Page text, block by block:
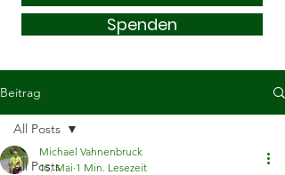
Spenden
Beitrag
All Posts
All Posts
Michael Vahnenbruck
15. Mai 1 Min. Lesezeit